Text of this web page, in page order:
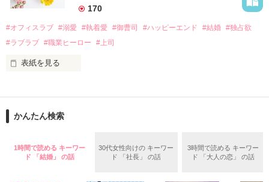
夏木美桜(なつきみお)
鳴海哲平 (なるみてっぺい)
2026.6.5～2026.7.25
＊以前、公開していた話の改稿版です＊
なぜか恭司から飼い猫の世話係を命じられた美桜は、猫の世
の関係となってしまい――？
170
#オフィスラブ #溺愛 #執着愛 #御曹司 #ハッピーエンド #結婚 #独占欲
#ラブラブ #職業ヒーロー #上司
表紙を見る
ションの企画戦略室で働いている。
めた、同期で恋人の石垣守（26）がいるのだが、後輩の姫原由
いた。
守と由羅から『便利屋雛子』と馬鹿にされ、一人こっそり泣い
かんたん検索
1時間で読める キーワー
ド 「結婚」 の話
30代女性向けの キーワー
ド 「社長」 の話
3時間で読める キーワー
ド 「大人の恋」 の話